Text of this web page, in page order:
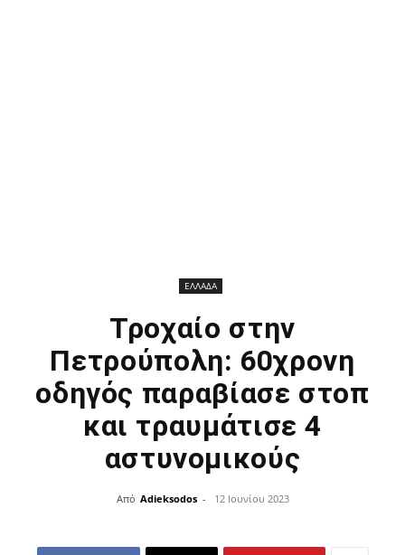
ΕΛΛΑΔΑ
Τροχαίο στην
Πετρούπολη: 60χρονη
οδηγός παραβίασε στοπ
και τραυμάτισε 4
αστυνομικούς
Από Adieksodos - 12 Ιουνίου 2023